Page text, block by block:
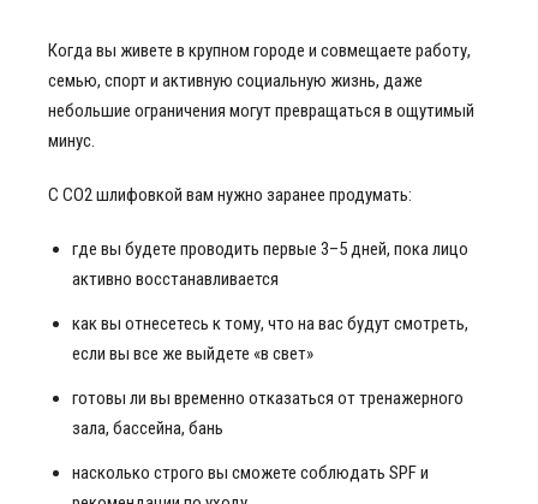
Когда вы живете в крупном городе и совмещаете работу,
семью, спорт и активную социальную жизнь, даже
небольшие ограничения могут превращаться в ощутимый
минус.
С СО2 шлифовкой вам нужно заранее продумать:
где вы будете проводить первые 3–5 дней, пока лицо
активно восстанавливается
как вы отнесетесь к тому, что на вас будут смотреть,
если вы все же выйдете «в свет»
готовы ли вы временно отказаться от тренажерного
зала, бассейна, бань
насколько строго вы сможете соблюдать SPF и